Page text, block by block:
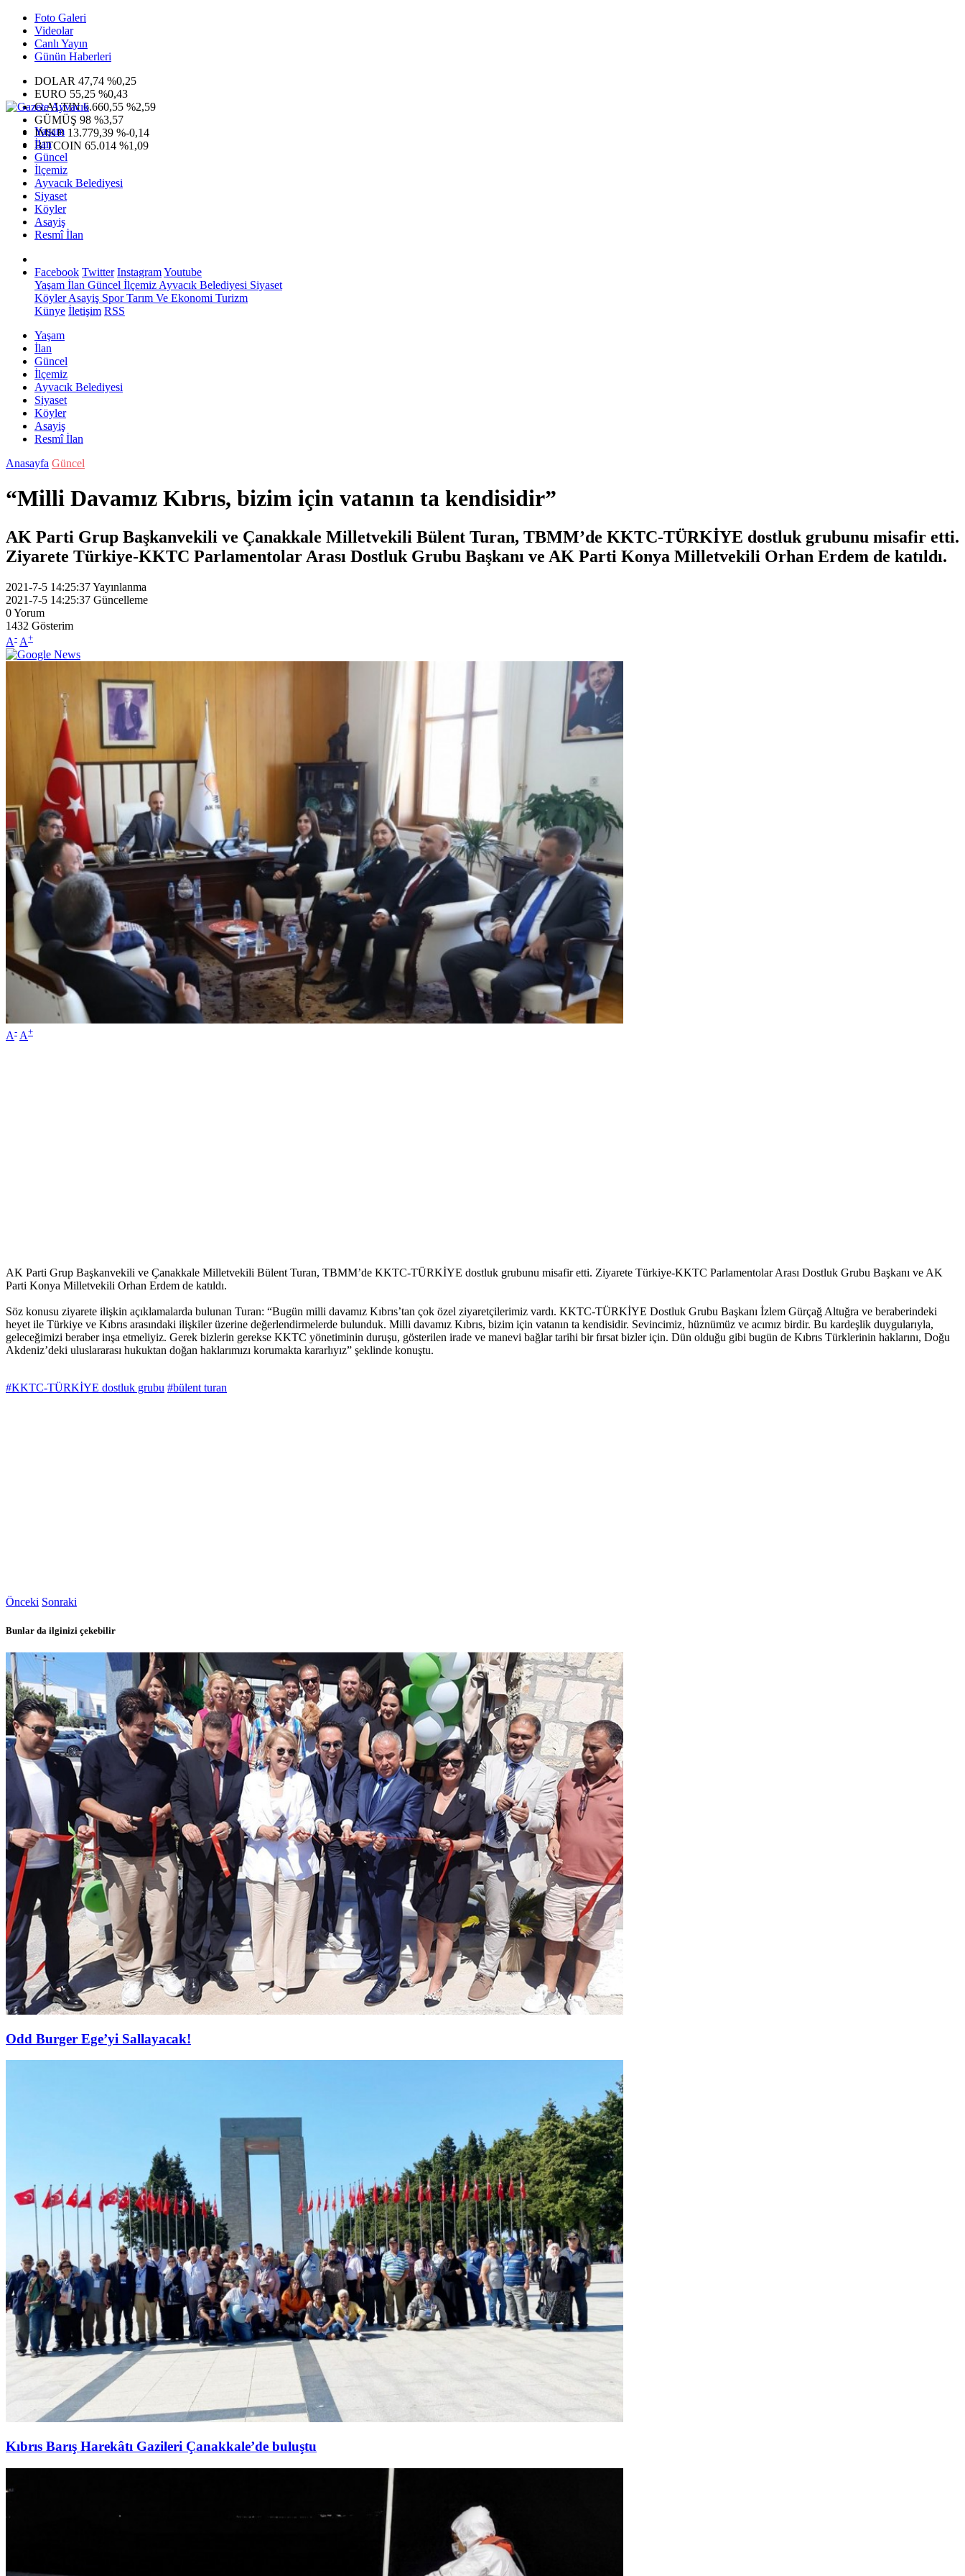
Foto Galeri
Videolar
Canlı Yayın
Günün Haberleri
DOLAR 47,74 %0,25
EURO 55,25 %0,43
G.ALTIN6.660,55 %2,59
GÜMÜŞ 98 %3,57
IMKB 13.779,39 %-0,14
BITCOIN 65.014 %1,09
Yaşam
İlan
Güncel
İlçemiz
Ayvacık Belediyesi
Siyaset
Köyler
Asayiş
Resmî İlan
Facebook Twitter InstagramYoutube
Yaşam İlan Güncel İlçemiz Ayvacık Belediyesi Siyaset
KöylerAsayiş SporTarım Ve Ekonomi Turizm
Künye İletişim RSS
Yaşam
İlan
Güncel
İlçemiz
Ayvacık Belediyesi
Siyaset
Köyler
Asayiş
Resmî İlan
Anasayfa Güncel
“Milli Davamız Kıbrıs, bizim için vatanın ta kendisidir”
AK Parti Grup Başkanvekili ve Çanakkale Milletvekili Bülent Turan, TBMM’de KKTC-TÜRKİYE dostluk grubunu misafir etti.
Ziyarete Türkiye-KKTC Parlamentolar Arası Dostluk Grubu Başkanı ve AK Parti Konya Milletvekili Orhan Erdem de katıldı.
2021-7-5 14:25:37Yayınlanma
2021-7-5 14:25:37 Güncelleme
0Yorum
1432 Gösterim
A- A+
A- A+
AK Parti Grup Başkanvekili ve Çanakkale Milletvekili Bülent Turan, TBMM’de KKTC-TÜRKİYE dostluk grubunu misafir etti. Ziyarete Türkiye-KKTC Parlamentolar Arası Dostluk Grubu Başkanı ve AK
Parti Konya Milletvekili Orhan Erdem de katıldı.
Söz konusu ziyarete ilişkin açıklamalarda bulunan Turan: “Bugün milli davamız Kıbrıs’tan çok özel ziyaretçilerimiz vardı. KKTC-TÜRKİYE Dostluk Grubu Başkanı İzlem Gürçağ Altuğra ve beraberindeki
heyet ile Türkiye ve Kıbrıs arasındaki ilişkiler üzerine değerlendirmelerde bulunduk. Milli davamız Kıbrıs, bizim için vatanın ta kendisidir. Sevincimiz, hüznümüz ve acımız birdir. Bu kardeşlik duygularıyla,
geleceğimizi beraber inşa etmeliyiz. Gerek bizlerin gerekse KKTC yönetiminin duruşu, gösterilen irade ve manevi bağlar tarihi bir fırsat bizler için. Dün olduğu gibi bugün de Kıbrıs Türklerinin haklarını, Doğu
Akdeniz’deki uluslararası hukuktan doğan haklarımızı korumakta kararlıyız” şeklinde konuştu.
#KKTC-TÜRKİYE dostluk grubu #bülent turan
Önceki Sonraki
Bunlar da ilginizi çekebilir
Odd Burger Ege’yi Sallayacak!
Kıbrıs Barış Harekâtı Gazileri Çanakkale’de buluştu